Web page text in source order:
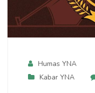
Humas YNA
Kabar YNA